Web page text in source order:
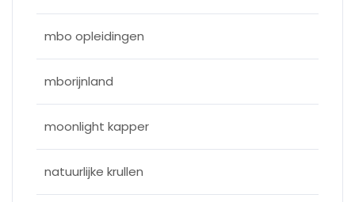
mbo opleidingen
mborijnland
moonlight kapper
natuurlijke krullen